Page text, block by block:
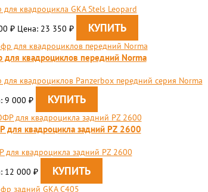
квадроцикла GKA Stels Leopard
₽ Цена: 23 350 ₽
для квадроциклов передний Norma
для квадроциклов Panzerbox передний серия Norma
9 000 ₽
для квадроцикла задний PZ 2600
для квадроцикла задний PZ 2600
12 000 ₽